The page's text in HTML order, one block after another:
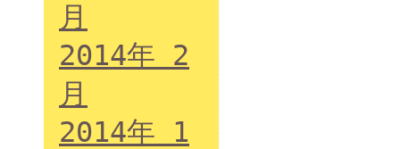
月
2014年 2
月
2014年 1